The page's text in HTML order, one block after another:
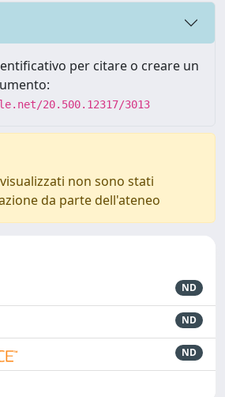
per citare o creare un
20.500.12317/3013
non sono stati
da parte dell'ateneo
ND
ND
ND